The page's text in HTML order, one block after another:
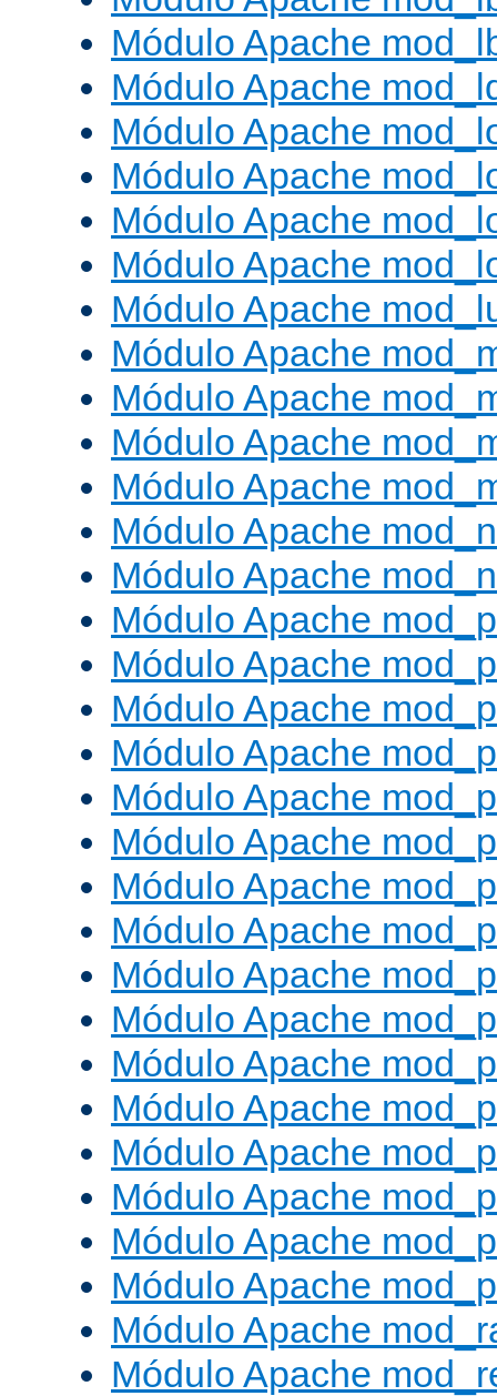
Módulo Apache
Módulo Apache
Módulo Apache
Módulo Apache
Módulo Apache
Módulo Apache
Módulo Apache
Módulo Apache
Módulo Apache
Módulo Apache
Módulo Apache
Módulo Apache
Módulo Apache
Módulo Apache
Módulo Apache
Módulo Apache
Módulo Apache
Módulo Apache
Módulo Apache
Módulo Apache
Módulo Apache
Módulo Apache
Módulo Apache
Módulo Apache
Módulo Apache
Módulo Apache
Módulo Apache
Módulo Apache
Módulo Apache
Módulo Apache
Módulo Apache